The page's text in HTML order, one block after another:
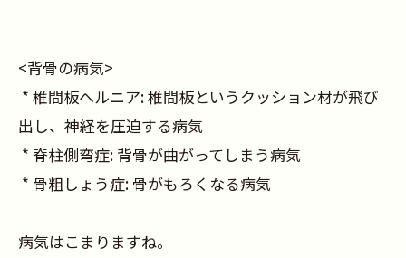
<背骨の病気>
* 椎間板ヘルニア: 椎間板というクッション材が飛び
出し、神経を圧迫する病気
* 脊柱側弯症: 背骨が曲がってしまう病気
* 骨粗しょう症: 骨がもろくなる病気
病気はこまりますね。